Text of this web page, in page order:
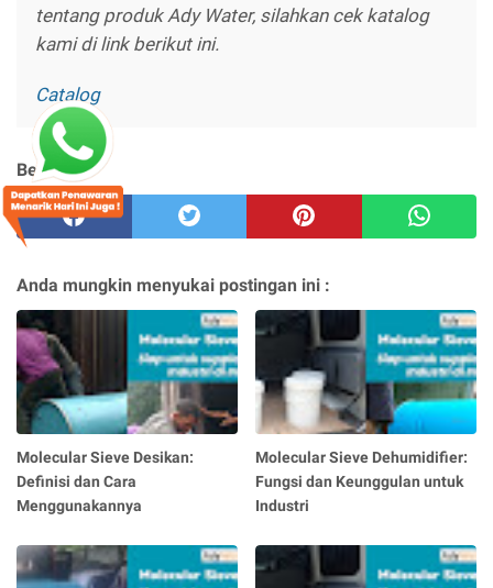
tentang produk Ady Water, silahkan cek katalog
kami di link berikut ini.
Catalog
Berbagi :
Anda mungkin menyukai postingan ini :
Molecular Sieve Desikan:
Definisi dan Cara
Menggunakannya
Molecular Sieve Dehumidifier:
Fungsi dan Keunggulan untuk
Industri